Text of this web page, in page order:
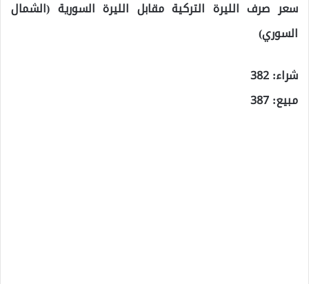
سعر صرف الليرة التركية مقابل الليرة السورية (الشمال
السوري)
شراء: 382
مبيع: 387